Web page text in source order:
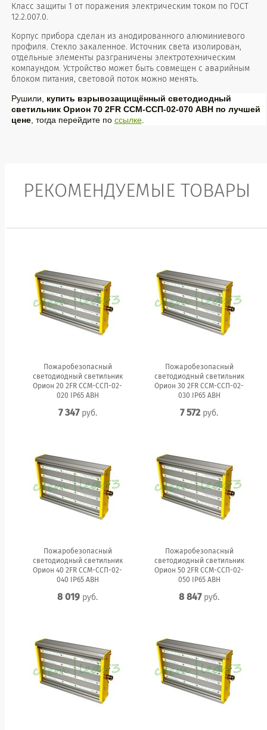
Класс защиты 1 от поражения электрическим током по ГОСТ
12.2.007.0.
Корпус прибора сделан из анодированного алюминиевого
профиля. Стекло закаленное. Источник света изолирован,
отдельные элементы разграничены электротехническим
компаундом. Устройство может быть совмещен с аварийным
блоком питания, световой поток можно менять.
Рушили, купить взрывозащищённый светодиодный
светильник Орион 70 2FR ССМ-ССП-02-070 АВН по лучшей
цене, тогда перейдите по ссылке.
РЕКОМЕНДУЕМЫЕ ТОВАРЫ
Пожаробезопасный
светодиодный светильник
Орион 20 2FR ССМ-ССП-02-
020 IP65 АВН
7 347руб.
Пожаробезопасный
светодиодный светильник
Орион 30 2FR ССМ-ССП-02-
030 IP65 АВН
7 572 руб.
Пожаробезопасный
светодиодный светильник
Орион 40 2FR ССМ-ССП-02-
040 IP65 АВН
8 019 руб.
Пожаробезопасный
светодиодный светильник
Орион 50 2FR ССМ-ССП-02-
050 IP65 АВН
8 847руб.